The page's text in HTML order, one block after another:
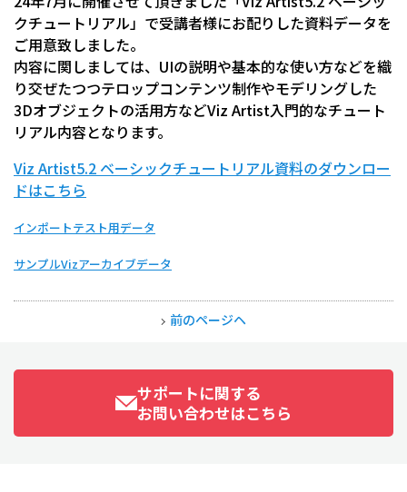
クチュートリアル」で受講者様にお配りした資料データを
ご用意致しました。
内容に関しましては、UIの説明や基本的な使い方などを織
り交ぜたつつテロップコンテンツ制作やモデリングした
3Dオブジェクトの活用方などViz Artist入門的なチュート
リアル内容となります。
Viz Artist5.2 ベーシックチュートリアル資料のダウンロー
ドはこちら
インポートテスト用データ
サンプルVizアーカイブデータ
前のページヘ
サポートに関する
お問い合わせはこちら